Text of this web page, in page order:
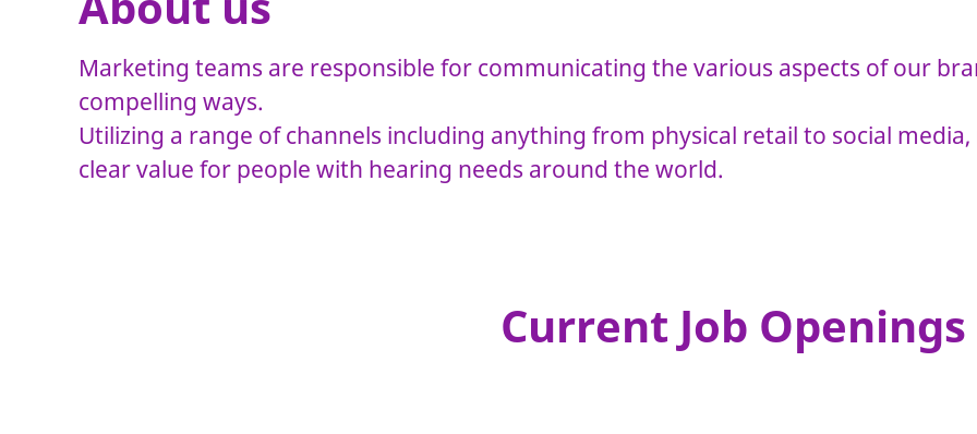
Marketing teams are responsible for communicating the various aspects of our
compelling ways.
Utilizing a range of channels including anything from physical retail to social
clear value for people with hearing needs around the world.
Current Job Openings